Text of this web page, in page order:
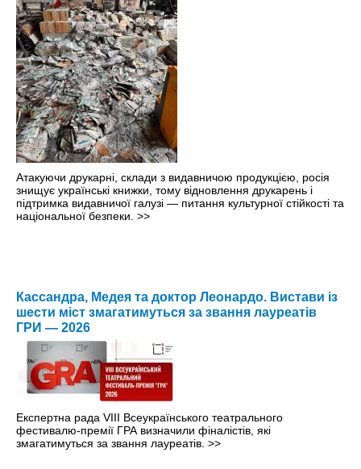
Атакуючи друкарні, склади з видавничою продукцією, росія
знищує українські книжки, тому відновлення друкарень і
підтримка видавничої галузі — питання культурної стійкості та
національної безпеки. >>
Кассандра, Медея та доктор Леонардо. Вистави із
шести міст змагатимуться за звання лауреатів
ГРИ — 2026
Експертна рада VIII Всеукраїнського театрального
фестивалю-премії ГРА визначили фіналістів, які
змагатимуться за звання лауреатів. >>